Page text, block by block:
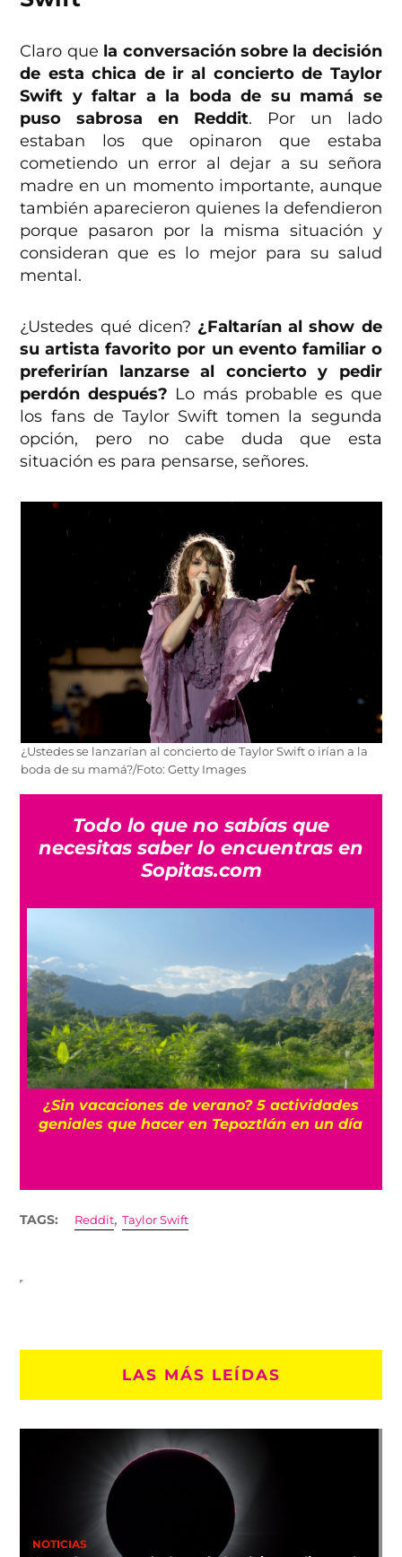
Claro que la conversación sobre la decisión
de esta chica de ir al concierto de Taylor
Swift y faltar a la boda de su mamá se
puso sabrosa en Reddit. Por un lado
estaban los que opinaron que estaba
cometiendo un error al dejar a su señora
madre en un momento importante, aunque
también aparecieron quienes la defendieron
porque pasaron por la misma situación y
consideran que es lo mejor para su salud
mental.
¿Ustedes qué dicen? ¿Faltarían al show de
su artista favorito por un evento familiar o
preferirían lanzarse al concierto y pedir
perdón después? Lo más probable es que
los fans de Taylor Swift tomen la segunda
opción, pero no cabe duda que esta
situación es para pensarse, señores.
¿Ustedes se lanzarían al concierto de Taylor Swift o irían a la
boda de su mamá?/Foto: Getty Images
Todo lo que no sabías que
necesitas saber lo encuentras en
Sopitas.com
¿Sin vacaciones de verano? 5 actividades
geniales que hacer en Tepoztlán en un día
TAGS: Reddit,Taylor Swift
LAS MÁS LEÍDAS
NOTICIAS